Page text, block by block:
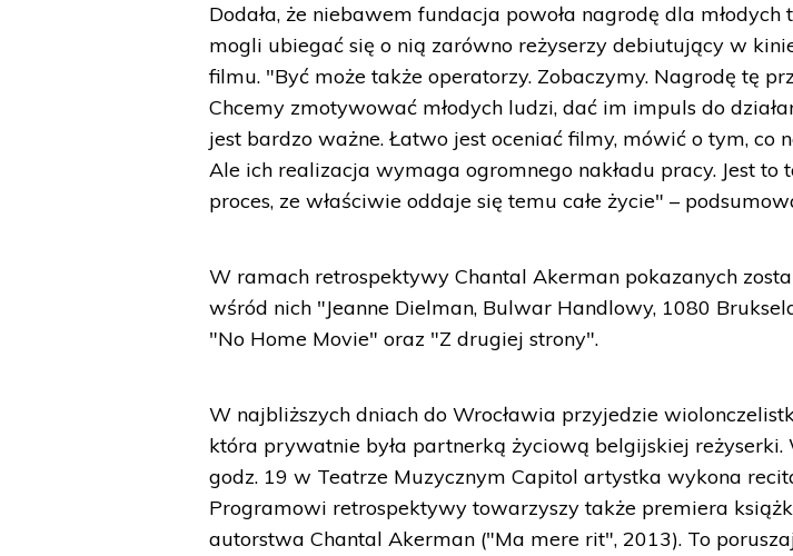
Dodała, że niebawem fundacja powoła nagrodę dla
mogli ubiegać się o nią zarówno reżyserzy debiutujący w
filmu. "Być może także operatorzy. Zobaczymy. Nagrodę tę
Chcemy zmotywować młodych ludzi, dać im impuls do
jest bardzo ważne. Łatwo jest oceniać filmy, mówić o tym, co
Ale ich realizacja wymaga ogromnego nakładu pracy. Jest to
proces, ze właściwie oddaje się temu całe życie" –
W ramach retrospektywy Chantal Akerman pokazanych
wśród nich "Jeanne Dielman, Bulwar Handlowy, 1080
"No Home Movie" oraz "Z drugiej strony".
W najbliższych dniach do Wrocławia przyjedzie
która prywatnie była partnerką życiową belgijskiej
godz. 19 w Teatrze Muzycznym Capitol artystka wykona
Programowi retrospektywy towarzyszy także premiera
autorstwa Chantal Akerman ("Ma mere rit", 2013). To